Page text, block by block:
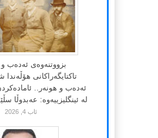
بزووتنەوەی ئەدەب
تاکتایگەراکانی
ئەدەب و هونەر..
لە ئینگلیزییەوە: عەبدوڵا
ئاب 4, 2026